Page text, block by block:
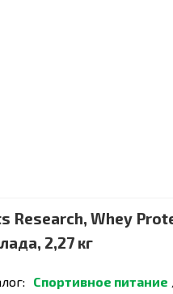
Research, Whey
2,27 кг
Спортивное питание